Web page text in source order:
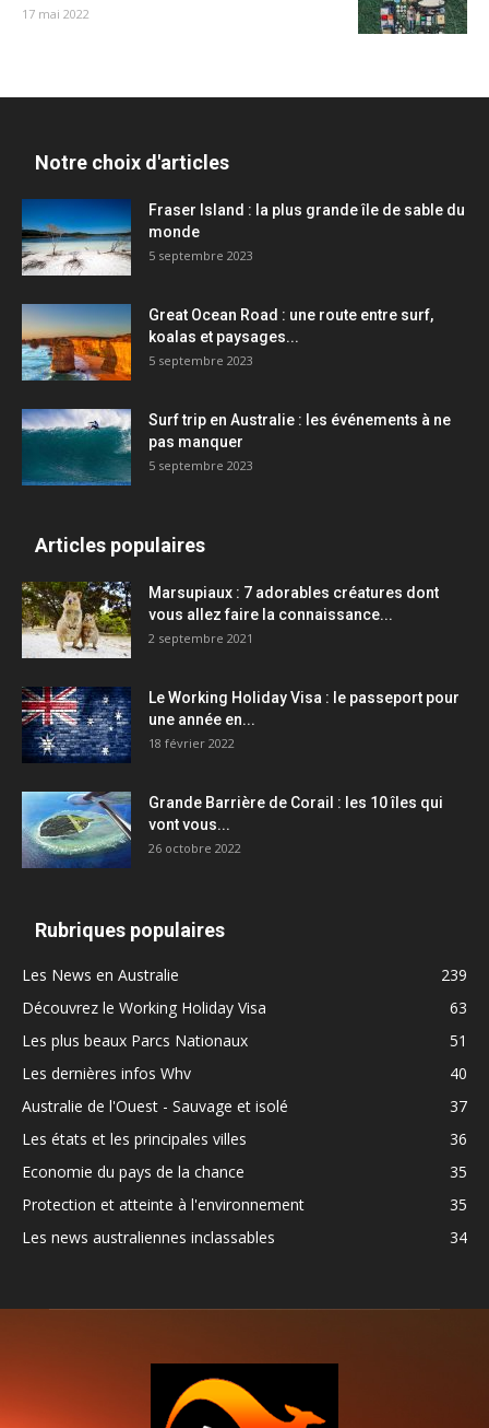
17 mai 2022
Notre choix d'articles
Fraser Island : la plus grande île de sable du
monde
5 septembre 2023
Great Ocean Road : une route entre surf,
koalas et paysages...
5 septembre 2023
Surf trip en Australie : les événements à ne
pas manquer
5 septembre 2023
Articles populaires
Marsupiaux : 7 adorables créatures dont
vous allez faire la connaissance...
2 septembre 2021
Le Working Holiday Visa : le passeport pour
une année en...
18 février 2022
Grande Barrière de Corail : les 10 îles qui
vont vous...
26 octobre 2022
Rubriques populaires
Les News en Australie
239
Découvrez le Working Holiday Visa
63
Les plus beaux Parcs Nationaux
51
Les dernières infos Whv
40
Australie de l'Ouest - Sauvage et isolé
37
Les états et les principales villes
36
Economie du pays de la chance
35
Protection et atteinte à l'environnement
35
Les news australiennes inclassables
34